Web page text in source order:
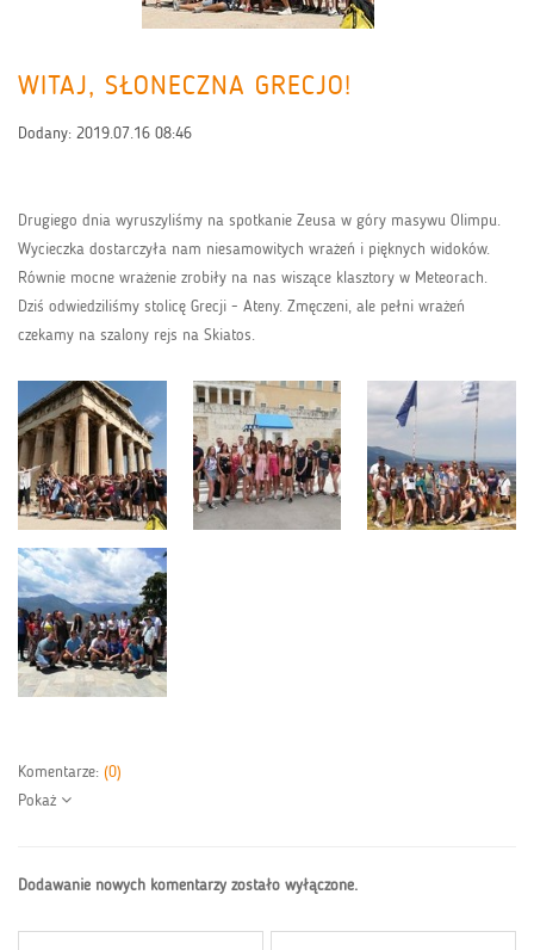
WITAJ, SŁONECZNA GRECJO!
Dodany: 2019.07.16 08:46
Drugiego dnia wyruszyliśmy na spotkanie Zeusa w góry masywu Olimpu.
Wycieczka dostarczyła nam niesamowitych wrażeń i pięknych widoków.
Równie mocne wrażenie zrobiły na nas wiszące klasztory w Meteorach.
Dziś odwiedziliśmy stolicę Grecji - Ateny. Zmęczeni, ale pełni wrażeń
czekamy na szalony rejs na Skiatos.
Komentarze: (0)
Pokaż
Dodawanie nowych komentarzy zostało wyłączone.